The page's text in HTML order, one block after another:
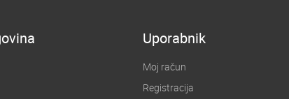
Uporabnik
Moj račun
Registracija